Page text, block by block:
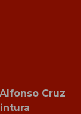
Cruz